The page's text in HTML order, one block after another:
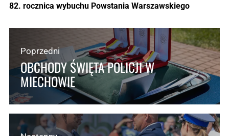
82. rocznica wybuchu Powstania Warszawskiego
Poprzedni
OBCHODY ŚWIĘTA POLICJI W
MIECHOWIE